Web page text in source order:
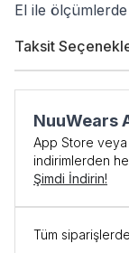
El ile
Taksit
NuuWears
App Store
indirimlerden
Şimdi İndirin!
Tüm
İlk